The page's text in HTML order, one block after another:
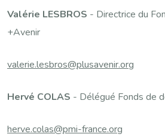
Valérie LESBROS - Directrice du
+Avenir
valerie.lesbros@plusavenir.org
Hervé COLAS - Délégué Fonds de
herve.colas@pmi-france.org